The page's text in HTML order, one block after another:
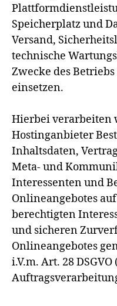
Speicherplatz und
Versand,
technische
Zwecke des
einsetzen.
Hierbei verarbeiten
Hostinganbieter
Inhaltsdaten,
Meta- und
Interessenten und
Onlineangebotes
berechtigten
und sicheren
Onlineangebotes
i.V.m. Art. 28